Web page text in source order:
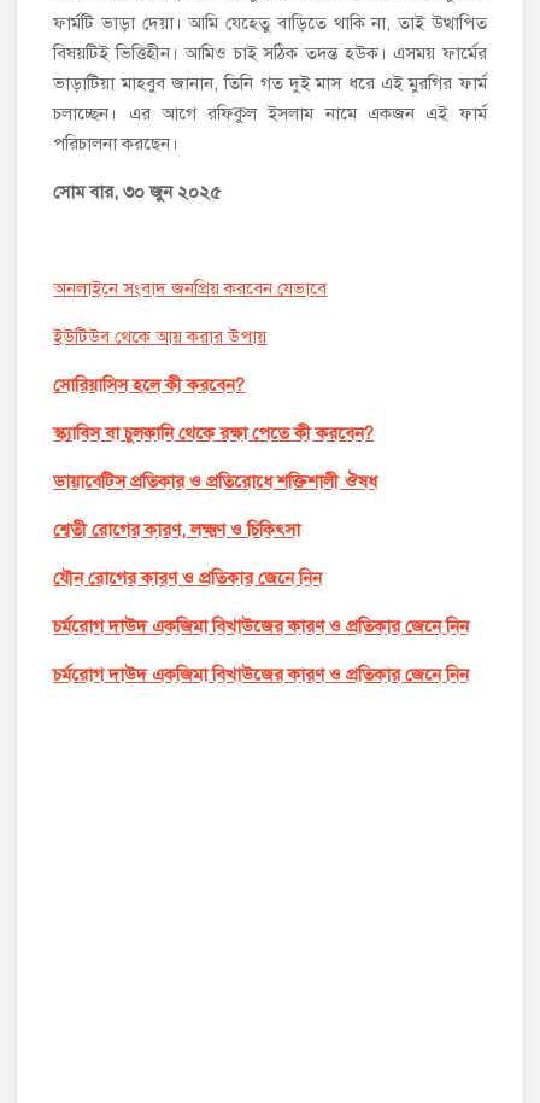
ফার্মটি ভাড়া দেয়া। আমি যেহেতু বাড়িতে থাকি না, তাই উত্থাপিত
বিষয়টিই ভিত্তিহীন। আমিও চাই সঠিক তদন্ত হউক। এসময় ফার্মের
ভাড়াটিয়া মাহবুব জানান, তিনি গত দুই মাস ধরে এই মুরগির ফার্ম
চলাচ্ছেন। এর আগে রফিকুল ইসলাম নামে একজন এই ফার্ম
পরিচালনা করছেন।
সোম বার, ৩০ জুন ২০২৫
অনলাইনে সংবাদ জনপ্রিয় করবেন যেভাবে
ইউটিউব থেকে আয় করার উপায়
সোরিয়াসিস হলে কী করবেন?
স্ক্যাবিস বা চুলকানি থেকে রক্ষা পেতে কী করবেন?
ডায়াবেটিস প্রতিকার ও প্রতিরোধে শক্তিশালী ঔষধ
শ্বেতী রোগের কারণ, লক্ষ্মণ ও চিকিৎসা
যৌন রোগের কারণ ও প্রতিকার জেনে নিন
চর্মরোগ দাউদ একজিমা বিখাউজের কারণ ও প্রতিকার জেনে নিন
চর্মরোগ দাউদ একজিমা বিখাউজের কারণ ও প্রতিকার জেনে নিন